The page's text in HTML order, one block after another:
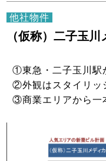
他社物件
（仮称）二子玉
①東急・二子玉川駅
②外観はスタイリッ
③商業エリアから一